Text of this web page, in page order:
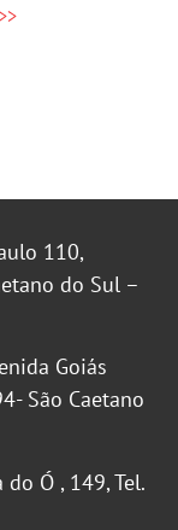
110,
do Sul –
Goiás
São Caetano
do Ó , 149, Tel.